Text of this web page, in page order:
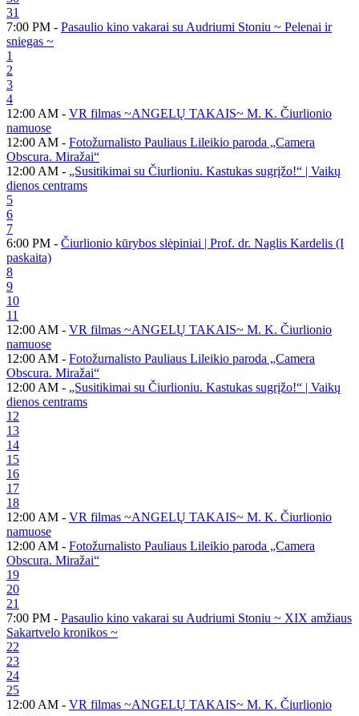
31
7:00 PM - Pasaulio kino vakarai su Audriumi Stoniu ~ Pelenai ir
sniegas ~
1
2
3
4
12:00 AM - VR filmas ~ANGELŲ TAKAIS~ M. K. Čiurlionio
namuose
12:00 AM - Fotožurnalisto Pauliaus Lileikio paroda „Camera
Obscura. Miražai“
12:00 AM - „Susitikimai su Čiurlioniu. Kastukas sugrįžo!“ | Vaikų
dienos centrams
5
6
7
6:00 PM - Čiurlionio kūrybos slėpiniai | Prof. dr. Naglis Kardelis (I
paskaita)
8
9
10
11
12:00 AM - VR filmas ~ANGELŲ TAKAIS~ M. K. Čiurlionio
namuose
12:00 AM - Fotožurnalisto Pauliaus Lileikio paroda „Camera
Obscura. Miražai“
12:00 AM - „Susitikimai su Čiurlioniu. Kastukas sugrįžo!“ | Vaikų
dienos centrams
12
13
14
15
16
17
18
12:00 AM - VR filmas ~ANGELŲ TAKAIS~ M. K. Čiurlionio
namuose
12:00 AM - Fotožurnalisto Pauliaus Lileikio paroda „Camera
Obscura. Miražai“
19
20
21
7:00 PM - Pasaulio kino vakarai su Audriumi Stoniu ~ XIX amžiaus
Sakartvelo kronikos ~
22
23
24
25
12:00 AM - VR filmas ~ANGELŲ TAKAIS~ M. K. Čiurlionio